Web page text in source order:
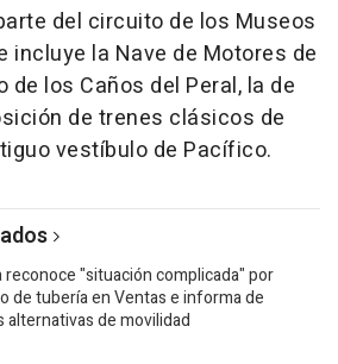
del circuito de los Museos
incluye la Nave de Motores de
de los Caños del Peral, la de
de trenes clásicos de
vestíbulo de Pacífico.
reconoce "situación complicada" por
de tubería en Ventas e informa de
alternativas de movilidad